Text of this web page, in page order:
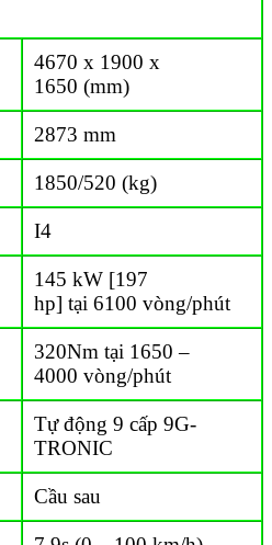
4670 x 1900 x
1650 (mm)
2873 mm
1850/520 (kg)
I4
145 kW [197
hp] tại 6100 vòng/phút
320Nm tại 1650 –
4000 vòng/phút
Tự động 9 cấp 9G-
TRONIC
Cầu sau